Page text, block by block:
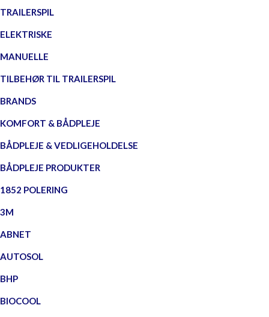
TRAILERSPIL
ELEKTRISKE
MANUELLE
TILBEHØR TIL TRAILERSPIL
BRANDS
KOMFORT & BÅDPLEJE
BÅDPLEJE & VEDLIGEHOLDELSE
BÅDPLEJE PRODUKTER
1852 POLERING
3M
ABNET
AUTOSOL
BHP
BIOCOOL